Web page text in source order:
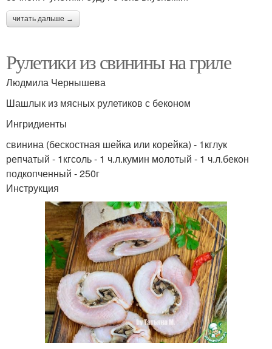
читать дальше →
Рулетики из свинины на гриле
Людмила Чернышева
Шашлык из мясных рулетиков с беконом
Ингридиенты
свинина (бескостная шейка или корейка) - 1кглук
репчатый - 1кгсоль - 1 ч.л.кумин молотый - 1 ч.л.бекон
подкопченный - 250г
Инструкция